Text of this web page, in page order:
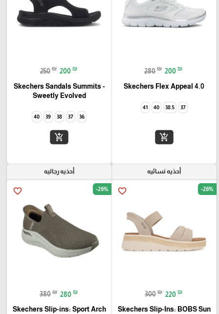
280 ₪ 200 ₪
Skechers Flex Appeal 4.0‏
37
38.5
40
41
add_shopping_cart
250 ₪ 200 ₪
Skechers Sandals Summits -
Sweetly Evolved‏
36
37
38
39
40
add_shopping_cart
أحذيه نسائيه
favorite_border -26%
300 ₪ 220 ₪
Skechers Slip-Ins: BOBS Sun
أحذيه رجاليه
favorite_border -26%
380 ₪ 280 ₪
Skechers Slip-ins: Sport Arch